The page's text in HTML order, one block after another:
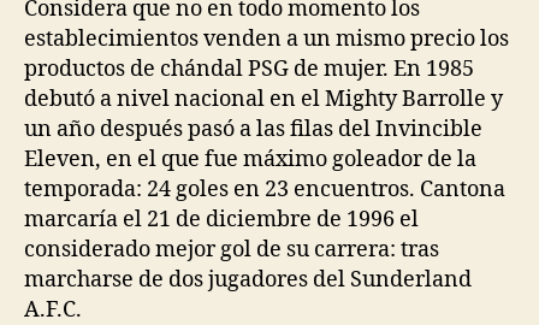
Considera que no en todo momento los
establecimientos venden a un mismo precio los
productos de chándal PSG de mujer. En 1985
debutó a nivel nacional en el Mighty Barrolle y
un año después pasó a las filas del Invincible
Eleven, en el que fue máximo goleador de la
temporada: 24 goles en 23 encuentros. Cantona
marcaría el 21 de diciembre de 1996 el
considerado mejor gol de su carrera: tras
marcharse de dos jugadores del Sunderland
A.F.C.